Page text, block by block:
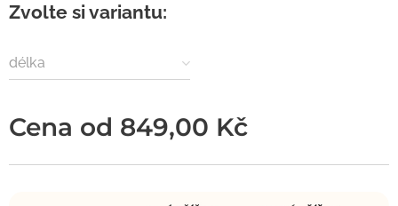
Zvolte si variantu:
délka
Cena od 849,00 Kč